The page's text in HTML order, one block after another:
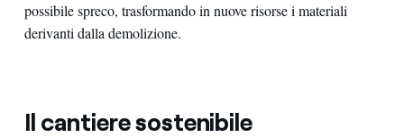
possibile spreco, trasformando in nuove risorse i materiali
derivanti dalla demolizione.
Il cantiere sostenibile